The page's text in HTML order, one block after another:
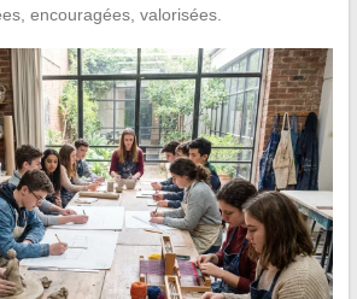
encouragées, valorisées.